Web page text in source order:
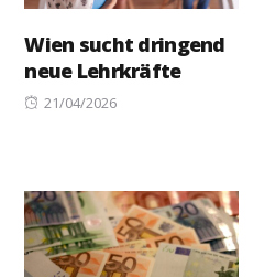
Wien sucht dringend
neue Lehrkräfte
Posted
21/04/2026